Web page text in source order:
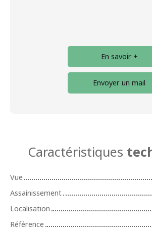
En savoir +
Envoyer un mail
Caractéristiques
Vue
Assainissement
Localisation
Référence